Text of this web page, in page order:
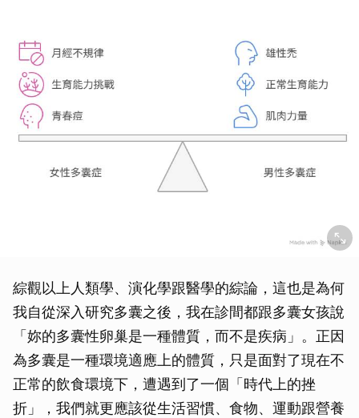
綜觀以上人類學、演化學跟醫學的綜論，這也是為何
我自從深入研究多囊之後，我在診間都跟多囊女孩說
「妳的多囊性卵巢是一種體質，而不是疾病」。正因
為多囊是一種環境適應上的體質，只是面對了現在不
正常的飲食環境下，遭遇到了一個「時代上的挫
折」，我們就更應該從生活習慣、食物、運動跟營養